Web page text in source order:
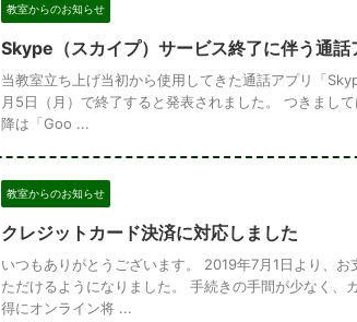
教室からのお知らせ
Skype（スカイプ）サービス終了に伴う通話
当教室立ち上げ当初から使用してきた通話アプリ「
月5日（月）で終了すると発表されました。 つきまし
降は「Goo ...
教室からのお知らせ
クレジットカード決済に対応しました
いつもありがとうございます。 2019年7月1日より、
ただけるようになりました。 手続きの手間が少なく、
得にオンライン将 ...